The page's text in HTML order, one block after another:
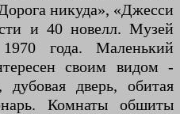
никуда», «Джесси
и 40 новелл. Музей
года. Маленький
своим видом -
дверь, обитая
Комнаты обшиты